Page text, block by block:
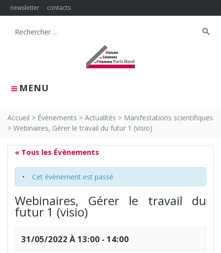
Skip
to
newsletter contacts
MENU
Search
search
Accueil > Évènements > Actualités > Manifestations scientifiques
> Webinaires, Gérer le travail du futur 1 (visio)
« Tous les Évènements
Cet évènement est passé
Webinaires, Gérer le travail du
futur 1 (visio)
31/05/2022 À 13:00 - 14:00